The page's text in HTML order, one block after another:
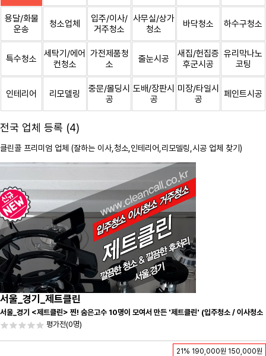
용달/화물
운송
청소업체
입주/이사/
거주청소
사무실/상가
청소
바닥청소 하수구청소
특수청소
세탁기/에어
컨청소
가전제품청
소
줄눈시공
새집/헌집증
후군시공
유리막나노
코팅
인테리어 리모델링
중문/몰딩시
공
도배/장판시
공
미장/타일시
공
페인트시공
전국 업체 등록 (4)
클린콜 프리미엄 업체 (잘하는 이사, 청소 ,인테리어,리모델링,시공 업체 찾기)
서울_경기_제트클린
서울_경기 <제트클린> 찐! 숨은고수 10명이 모여서 만든 '제트클린' (입주청소 / 이사청소
/ 줄눈시공) 항상 꼼꼼하게 친절하게 응대하겠습니다^-^
평가전(0명)
21% 190,000원 150,000원